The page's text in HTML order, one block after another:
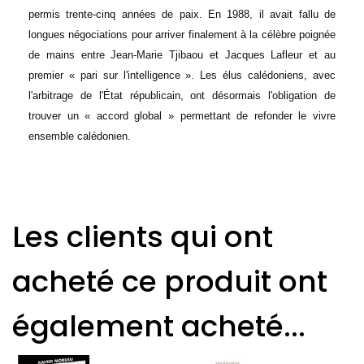
permis trente-cinq années de paix. En 1988, il avait fallu de
longues négociations pour arriver finalement à la célèbre poignée
de mains entre Jean-Marie Tjibaou et Jacques Lafleur et au
premier « pari sur l'intelligence ». Les élus calédoniens, avec
l'arbitrage de l'État républicain, ont désormais l'obligation de
trouver un « accord global » permettant de refonder le vivre
ensemble calédonien.
Les clients qui ont
acheté ce produit ont
également acheté...